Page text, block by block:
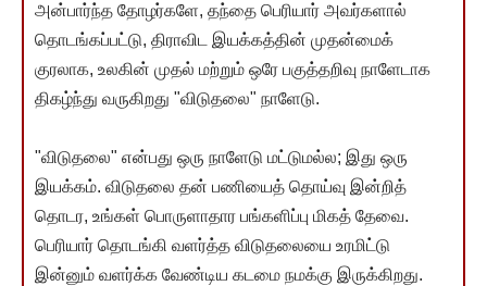
அன்பார்ந்த தோழர்களே, தந்தை பெரியார் அவர்களால்
தொடங்கப்பட்டு, திராவிட இயக்கத்தின் முதன்மைக்
குரலாக, உலகின் முதல் மற்றும் ஒரே பகுத்தறிவு நாளேடாக
திகழ்ந்து வருகிறது "விடுதலை" நாளேடு.
"விடுதலை" என்பது ஒரு நாளேடு மட்டுமல்ல; இது ஒரு
இயக்கம். விடுதலை தன் பணியைத் தொய்வு இன்றித்
தொடர, உங்கள் பொருளாதார பங்களிப்பு மிகத் தேவை.
பெரியார் தொடங்கி வளர்த்த விடுதலையை உரமிட்டு
இன்னும் வளர்க்க வேண்டிய கடமை நமக்கு இருக்கிறது.